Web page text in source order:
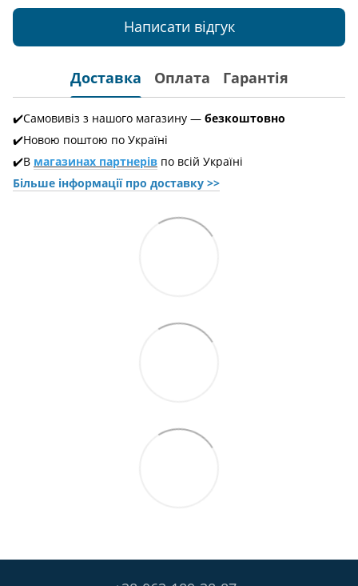
Написати відгук
Доставка Оплата Гарантія
✔️Самовивіз з нашого магазину — безкоштовно
✔️Новою поштою по Україні
✔️В магазинах партнерів по всій Україні
Більше інформації про доставкy >>